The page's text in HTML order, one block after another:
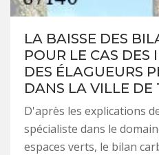
LA BAISSE DES
POUR LE CAS DES
DES ÉLAGUEURS
DANS LA VILLE DE
D'après les explications
spécialiste dans le
espaces verts, le bilan